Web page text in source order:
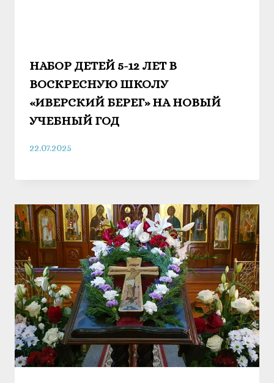
НАБОР ДЕТЕЙ 5-12 ЛЕТ В
ВОСКРЕСНУЮ ШКОЛУ
«ИВЕРСКИЙ БЕРЕГ» НА НОВЫЙ
УЧЕБНЫЙ ГОД
22.07.2025